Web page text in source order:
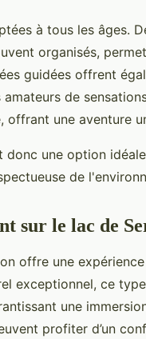
à tous les âges.
organisés,
guidées offrent
de
une aventure
donc une option
de
sur le lac de
offre une
exceptionnel, ce
une
profiter d’un